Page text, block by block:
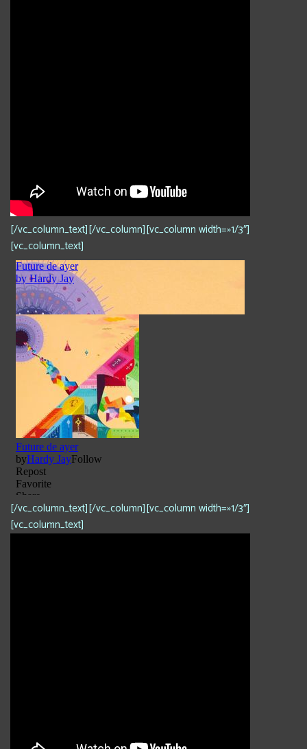
[/vc_column_text][/vc_column][vc_column width=»1/3″]
[vc_column_text]
[/vc_column_text][/vc_column][vc_column width=»1/3″]
[vc_column_text]